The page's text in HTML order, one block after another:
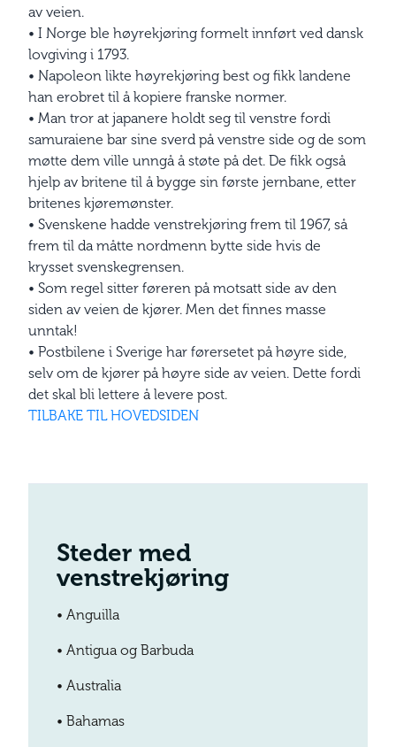
av veien.
• I Norge ble høyrekjøring formelt innført ved dansk
lovgiving i 1793.
• Napoleon likte høyrekjøring best og fikk landene
han erobret til å kopiere franske normer.
• Man tror at japanere holdt seg til venstre fordi
samuraiene bar sine sverd på venstre side og de som
møtte dem ville unngå å støte på det. De fikk også
hjelp av britene til å bygge sin første jernbane, etter
britenes kjøremønster.
• Svenskene hadde venstrekjøring frem til 1967, så
frem til da måtte nordmenn bytte side hvis de
krysset svenskegrensen.
• Som regel sitter føreren på motsatt side av den
siden av veien de kjører. Men det finnes masse
unntak!
• Postbilene i Sverige har førersetet på høyre side,
selv om de kjører på høyre side av veien. Dette fordi
det skal bli lettere å levere post.
TILBAKE TIL HOVEDSIDEN
Steder med
venstrekjøring
• Anguilla
• Antigua og Barbuda
• Australia
• Bahamas